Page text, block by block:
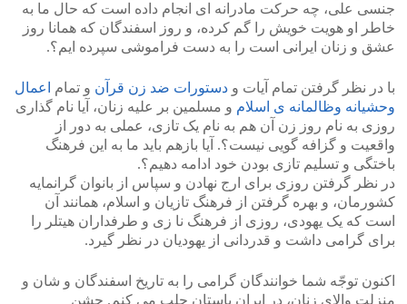
جنسی علی، چه حرکت مادرانه ای انجام داده است که حال ما به
خاطر او هویت خویش را گم کرده، و روز اسفندگان که همانا روز
عشق و زنان ایرانی است را به دست فراموشی سپرده ایم؟.
با در نظر گرفتن تمام آیات و دستورات ضد زن قرآن و تمام
اعمال
وحشیانه وظالمانه ی اسلام و مسلمین بر علیه زنان، آیا نام گذاری
روزی به نام روز زن آن هم به نام یک تازی، عملی به دور از
واقعیت و گزافه گویی نیست؟. آیا بازهم باید ما به این فرهنگ
باختگی و تسلیم تازی بودن خود ادامه دهیم؟.
در نظر گرفتن روزی برای ارج نهادن و سپاس از بانوان گرانمایه
کشورمان، و بهره گرفتن از فرهنگ تازیان و اسلام، همانند آن
است که یک یهودی، روزی از فرهنگ نا زی و طرفداران هیتلر را
برای گرامی داشت و قدردانی از یهودیان در نظر گیرد.
اکنون توجّه شما خوانندگان گرامی را به تاریخ اسفندگان و شان و
منزلت والای زنان، در ایران باستان جلب می کنم. جشن